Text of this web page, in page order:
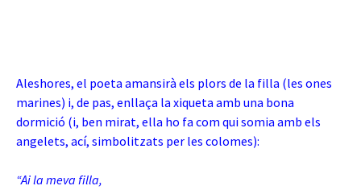
Aleshores, el poeta amansirà els plors de la filla (les ones
marines) i, de pas, enllaça la xiqueta amb una bona
dormició (i, ben mirat, ella ho fa com qui somia amb els
angelets, ací, simbolitzats per les colomes):
“Ai la meva filla,